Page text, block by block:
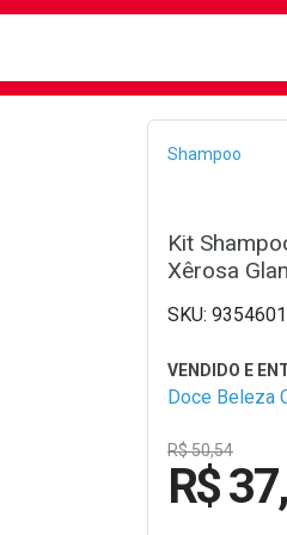
Shampoo
Kit
Xêrosa
Doce Beleza
R$ 50,54
R$